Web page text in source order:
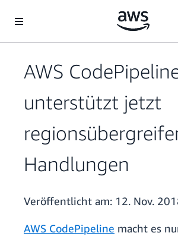
Überspringen zum Hauptinhalt
AWS
unterstützt jetzt
Handlungen
Veröffentlicht am: 12. Nov.
AWS CodePipeline macht es